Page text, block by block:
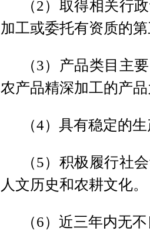
（2）取得相关行
加工或委托有资质的
（3）产品类目主
农产品精深加工的产
（4）具有稳定的
（5）积极履行社
人文历史和农耕文化。
（6）近三年内无